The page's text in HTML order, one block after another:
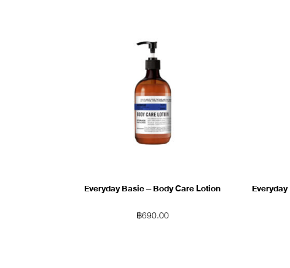
Everyday Basic – Body Care Lotion
฿690.00